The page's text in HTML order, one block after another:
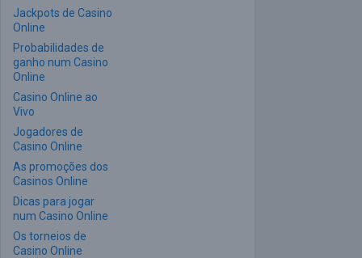
Jackpots de Casino
Online
Probabilidades de
ganho num Casino
Online
Casino Online ao
Vivo
Jogadores de
Casino Online
As promoções dos
Casinos Online
Dicas para jogar
num Casino Online
Os torneios de
Casino Online